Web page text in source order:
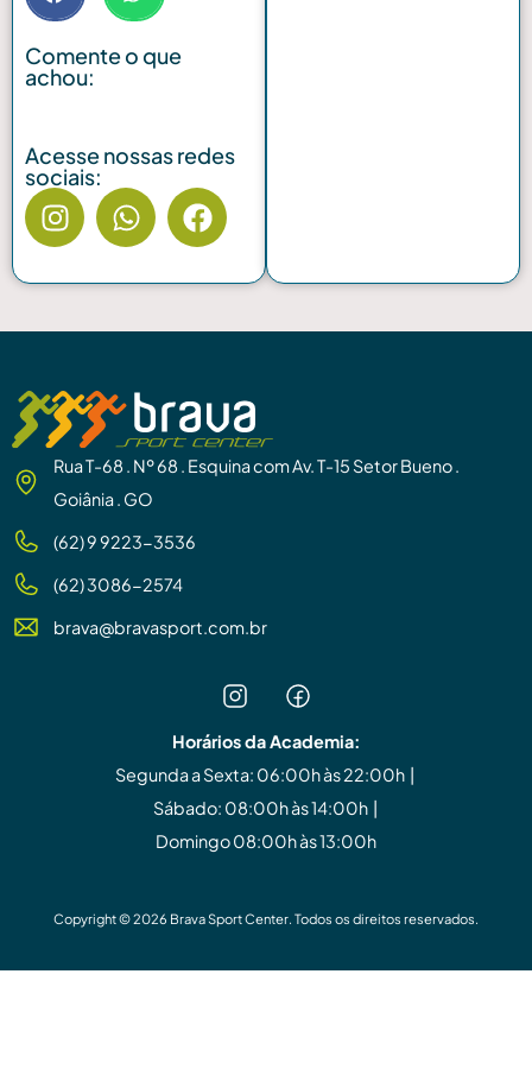
Comente o que
achou:
Acesse nossas redes
sociais:
Rua T-68 . Nº 68 . Esquina com Av. T-15 Setor Bueno .
Goiânia . GO
(62) 9 9223-3536
(62) 3086-2574
brava@bravasport.com.br
Horários da Academia:
Segunda a Sexta: 06:00h às 22:00h |
Sábado: 08:00h às 14:00h |
Domingo 08:00h às 13:00h
Copyright © 2026 Brava Sport Center. Todos os direitos reservados.